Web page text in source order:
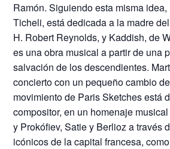
Ramón. Siguiendo esta misma
Ticheli, está dedicada a la madre
H. Robert Reynolds, y Kaddish, de
es una obra musical a partir de una
salvación de los descendientes.
concierto con un pequeño cambio
movimiento de Paris Sketches está
compositor, en un homenaje
y Prokófiev, Satie y Berlioz a través
icónicos de la capital francesa,